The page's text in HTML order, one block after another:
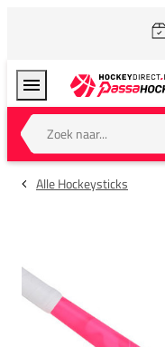
Zoek naar...
Alle Hockeysticks